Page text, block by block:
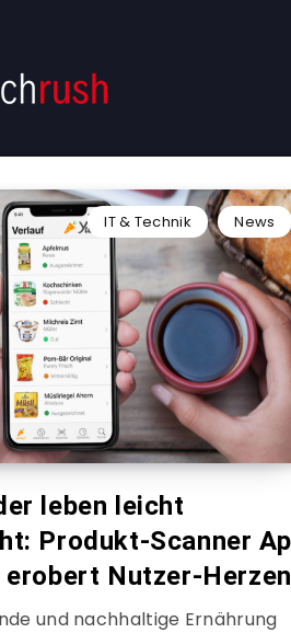
IT & Technik News
leben leicht
Produkt-Scanner
erobert Nutzer-Herzen
und nachhaltige Ernährung